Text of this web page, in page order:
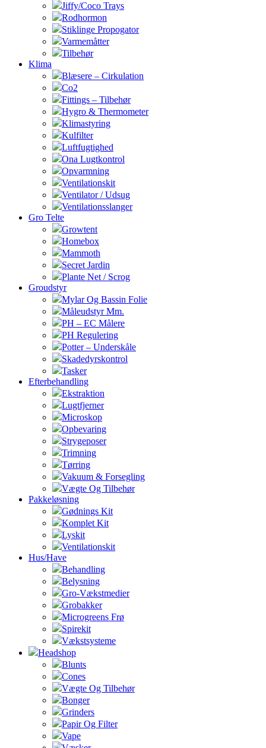
Jiffy/Coco Trays
Rodhormon
Stiklinge Propogator
Varmemåtter
Tilbehør
Klima
Blæsere – Cirkulation
Co2
Fittings – Tilbehør
Hygro & Thermometer
Klimastyring
Kulfilter
Luftfugtighed
Ona Lugtkontrol
Opvarmning
Ventilationskit
Ventilator / Udsug
Ventilationsslanger
Gro Telte
Growtent
Homebox
Mammoth
Secret Jardin
Plante Net / Scrog
Groudstyr
Mylar Og Bassin Folie
Måleudstyr Mm.
PH – EC Målere
PH Regulering
Potter – Underskåle
Skadedyrskontrol
Tasker
Efterbehandling
Ekstraktion
Lugtfjerner
Microskop
Opbevaring
Strygeposer
Trimning
Tørring
Vakuum & Forsegling
Vægte Og Tilbehør
Pakkeløsning
Gødnings Kit
Komplet Kit
Lyskit
Ventilationskit
Hus/Have
Behandling
Belysning
Gro-Vækstmedier
Grobakker
Microgreens Frø
Spirekit
Vækstsysteme
Headshop
Blunts
Cones
Vægte Og Tilbehør
Bonger
Grinders
Papir Og Filter
Vape